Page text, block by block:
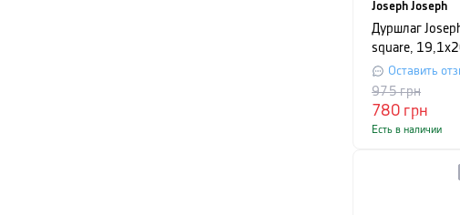
Joseph Joseph
Дуршлаг
square,
см, зеленый
Оставить
780грн
975грн
Есть в наличии